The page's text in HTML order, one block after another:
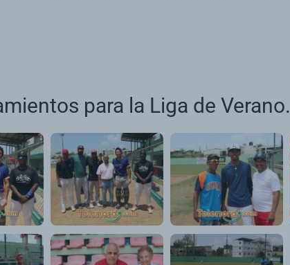
para la Liga de Verano.